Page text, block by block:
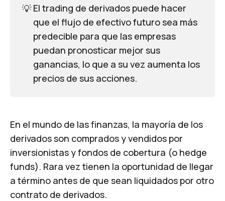
💡 El trading de derivados puede hacer
que el flujo de efectivo futuro sea más
predecible para que las empresas
puedan pronosticar mejor sus
ganancias, lo que a su vez aumenta los
precios de sus acciones.
En el mundo de las finanzas, la mayoría de los
derivados son comprados y vendidos por
inversionistas y fondos de cobertura (o hedge
funds). Rara vez tienen la oportunidad de llegar
a término antes de que sean liquidados por otro
contrato de derivados.